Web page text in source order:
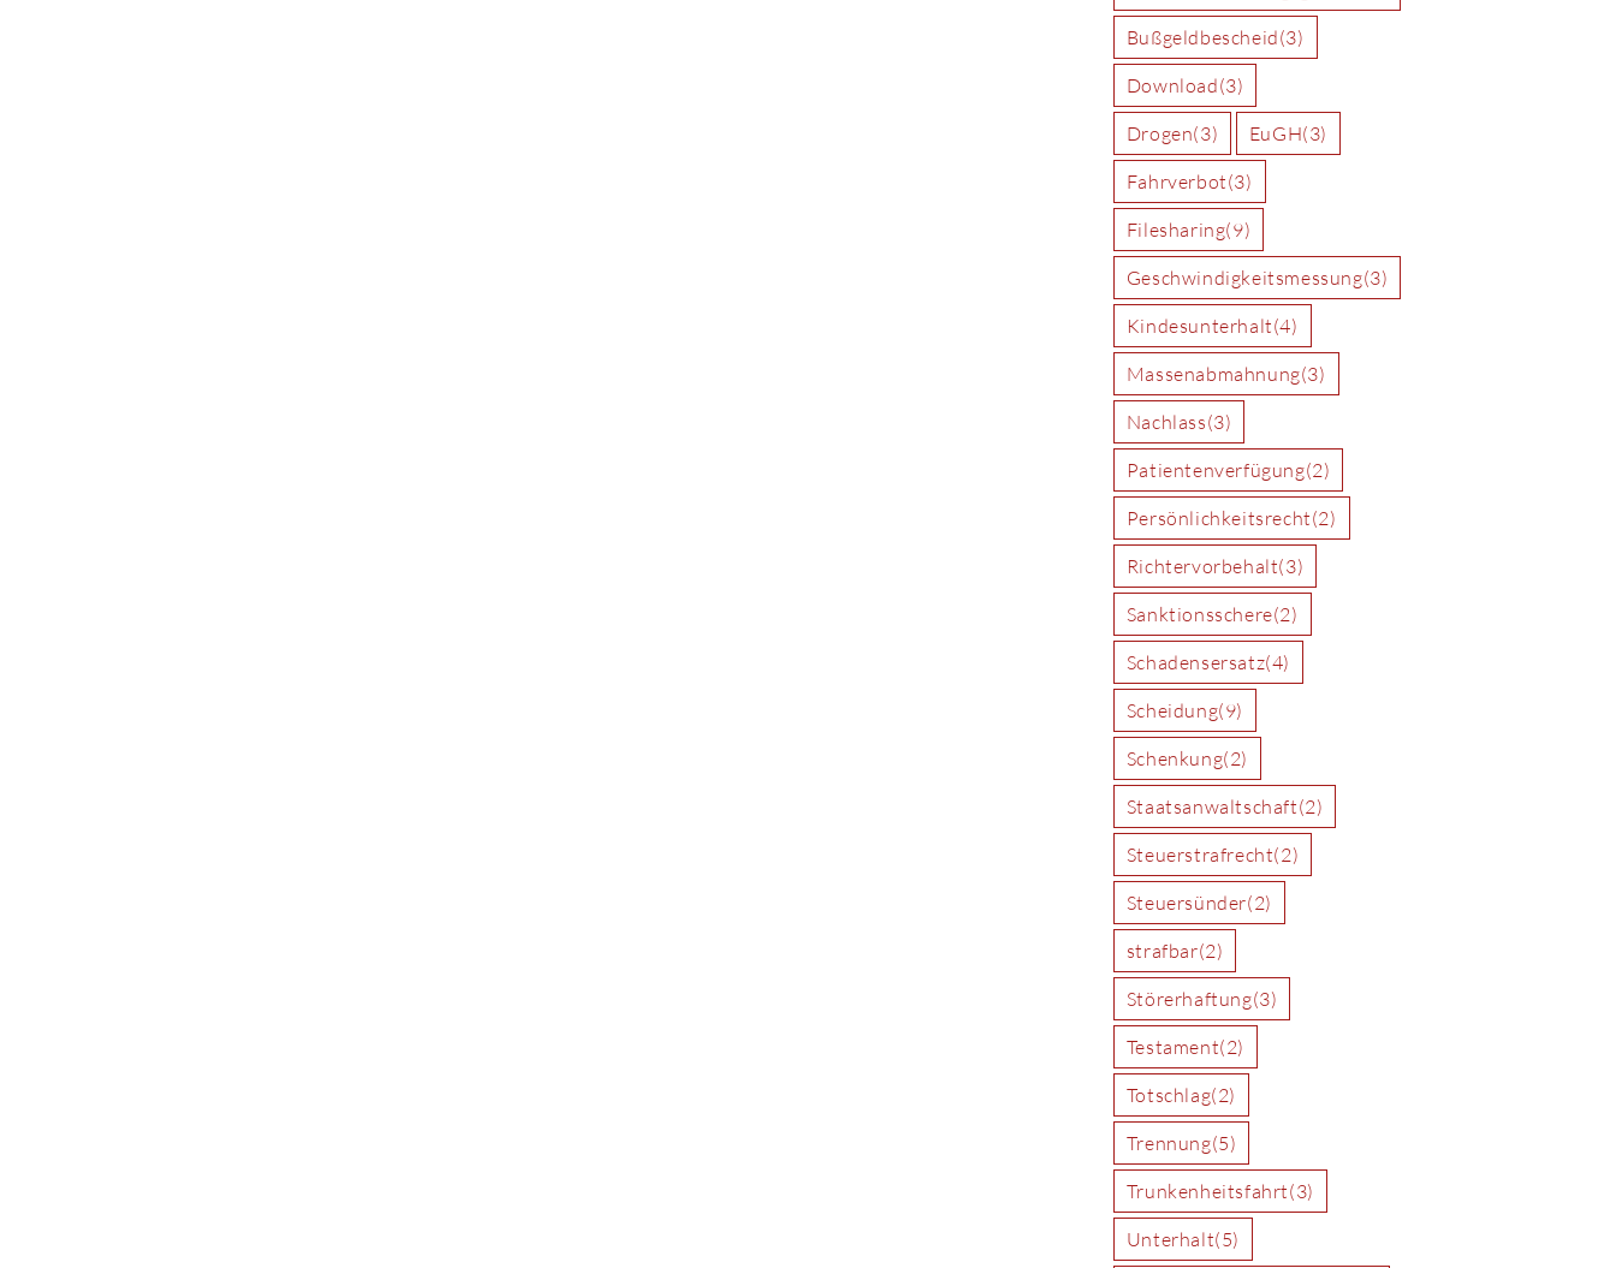
Bußgeldbescheid(3)
Download(3)
Drogen(3) EuGH(3)
Fahrverbot(3)
Filesharing(9)
Geschwindigkeitsmessung(3)
Kindesunterhalt(4)
Massenabmahnung(3)
Nachlass(3)
Patientenverfügung(2)
Persönlichkeitsrecht(2)
Richtervorbehalt(3)
Sanktionsschere(2)
Schadensersatz(4)
Scheidung(9)
Schenkung(2)
Staatsanwaltschaft(2)
Steuerstrafrecht(2)
Steuersünder(2)
strafbar(2)
Störerhaftung(3)
Testament(2)
Totschlag(2)
Trennung(5)
Trunkenheitsfahrt(3)
Unterhalt(5)